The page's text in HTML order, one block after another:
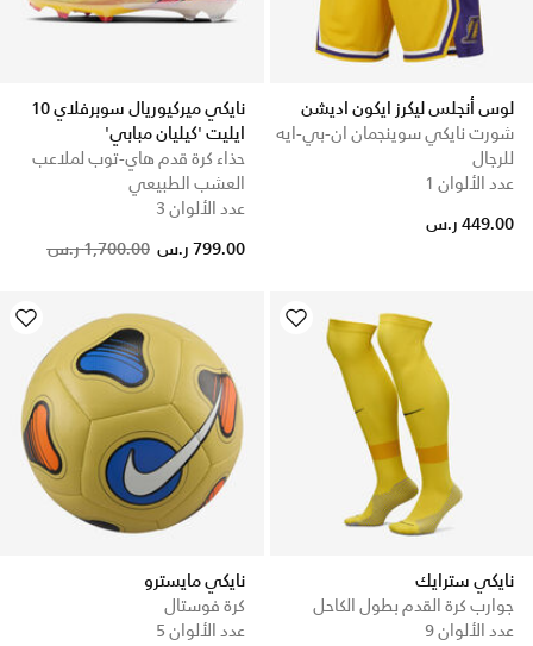
لوس أنجلس ليكرز ايكون اديشن
شورت نايكي سوينجمان ان-بي-ايه
للرجال
عدد الألوان 1
449.00 ر.س
نايكي ميركيوريال سوبرفلاي 10
ايليت 'كيليان مبابي'
حذاء كرة قدم هاي-توب لملاعب
العشب الطبيعي
عدد الألوان 3
Price reduced from
1,700.00 ر.س to 799.00 ر.س
نايكي سترايك
جوارب كرة القدم بطول الكاحل
عدد الألوان 9
نايكي مايسترو
كرة فوستال
عدد الألوان 5